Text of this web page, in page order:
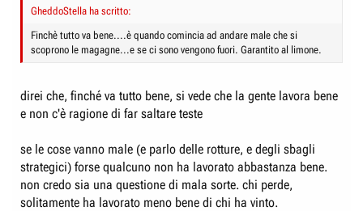
GheddoStella ha scritto:
Finchè tutto va bene....è quando comincia ad andare male che si
scoprono le magagne...e se ci sono vengono fuori. Garantito al limone.
direi che, finché va tutto bene, si vede che la gente lavora bene
e non c'è ragione di far saltare teste
se le cose vanno male (e parlo delle rotture, e degli sbagli
strategici) forse qualcuno non ha lavorato abbastanza bene.
non credo sia una questione di mala sorte. chi perde,
solitamente ha lavorato meno bene di chi ha vinto.